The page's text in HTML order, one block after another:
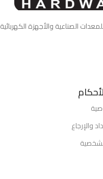
الصناعية والأجهزة الكهربائية
والإرجاع